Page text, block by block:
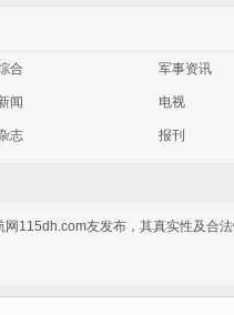
合 军事资讯
闻 电视
志 报刊
115dh.com友发布，其真实性及合